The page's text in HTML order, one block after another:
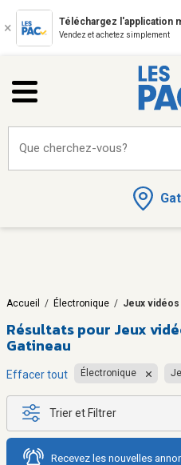
Téléchargez l'application
Vendez et achetez simplement
Que cherchez-vous?
Accueil / Électronique / Jeux
Résultats pour Jeux
Gatineau
Effacer tout Électronique
Trier et Filtrer
Recevez les nouvelles